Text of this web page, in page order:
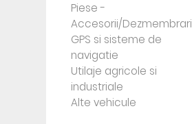
Piese -
Accesorii/Dezmembrari
GPS si sisteme de
navigatie
Utilaje agricole si
industriale
Alte vehicule